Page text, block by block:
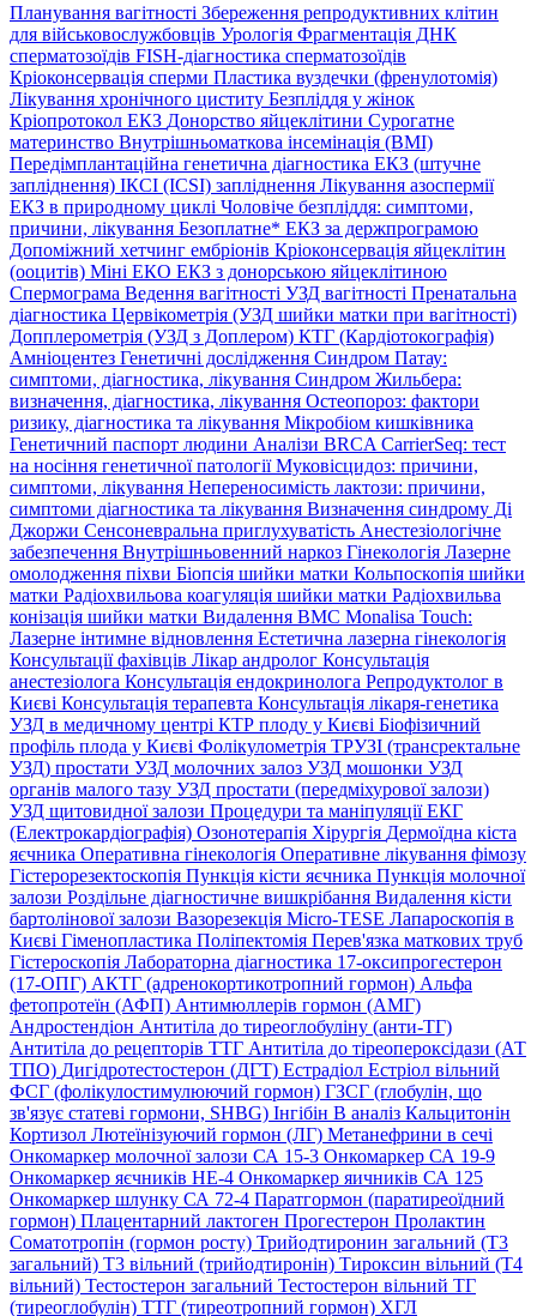
Планування вагітності Збереження репродуктивних клітин
для військовослужбовців Урологія Фрагментація ДНК
сперматозоїдів FISH-діагностика сперматозоїдів
Кріоконсервація сперми Пластика вуздечки (френулотомія)
Лікування хронічного циститу Безпліддя у жінок
Кріопротокол ЕКЗ Донорство яйцеклітини Сурогатне
материнство Внутрішньоматкова інсемінація (ВМІ)
Передімплантаційна генетична діагностика ЕКЗ (штучне
запліднення) ІКСІ (ICSI) запліднення Лікування азоспермії
ЕКЗ в природному циклі Чоловіче безпліддя: симптоми,
причини, лікування Безоплатне* ЕКЗ за держпрограмою
Допоміжний хетчинг ембріонів Кріоконсервація яйцеклітин
(ооцитів) Міні ЕКО ЕКЗ з донорською яйцеклітиною
Спермограма Ведення вагітності УЗД вагітності Пренатальна
діагностика Цервікометрія (УЗД шийки матки при вагітності)
Допплерометрія (УЗД з Доплером) КТГ (Кардіотокографія)
Амніоцентез Генетичні дослідження Синдром Патау:
симптоми, дiагностика, лiкування Синдром Жильбера:
визначення, діагностика, лікування Остеопороз: фактори
ризику, діагностика та лікування Мікробіом кишківника
Генетичний паспорт людини Аналізи BRCA CarrierSeq: тест
на носіння генетичної патологіїМуковісцидоз: причини,
симптоми, лікування Непереносимість лактози: причини,
симптоми діагностика та лікування Визначення синдрому Ді
Джоржи Сенсоневральна приглухуватість Анестезіологічне
забезпечення Внутрішньовенний наркоз Гінекологія Лазерне
омолодження піхви Біопсія шийки матки Кольпоскопія шийки
матки Радіохвильова коагуляція шийки матки Радіохвильва
конізація шийки матки Видалення ВМС Monalisa Touch:
Лазерне інтимне відновлення Естетична лазерна гінекологія
Консультації фахівців Лікар андролог Консультація
анестезіолога Консультація ендокринолога Репродуктолог в
Києві Консультація терапевта Консультація лікаря-генетика
УЗД в медичному центрі КТР плоду у Києві Біофізичний
профіль плода у Києві Фолікулометрія ТРУЗІ (трансректальне
УЗД) простати УЗД молочних залоз УЗД мошонки УЗД
органів малого тазу УЗД простати (передміхурової залози)
УЗД щитовидної залози Процедури та маніпуляціїЕКГ
(Електрокардіографія) Озонотерапія Хірургія Дермоїдна кіста
яєчника Оперативна гінекологія Оперативне лікування фімозу
Гістерорезектоскопія Пункція кісти яєчника Пункція молочної
залози Роздільне діагностичне вишкрібання Видалення кісти
бартолінової залози Вазорезекція Micro-TESE Лапароскопія в
Києві Гіменопластика Поліпектомія Перев'язка маткових труб
Гістероскопія Лабораторна діагностика 17-оксипрогестерон
(17-ОПГ) АКТГ (адренокортикотропний гормон) Альфа
фетопротеїн (АФП) Антимюллерів гормон (АМГ)
Андростендіон Антитіла до тиреоглобуліну (анти-ТГ)
Антитіла до рецепторів ТТГ Антитіла до тіреопероксідази (АТ
ТПО) Дигідротестостерон (ДГТ) Естрадіол Естріол вільний
ФСГ (фолікулостимулюючий гормон) ГЗСГ (глобулін, що
зв'язує статеві гормони, SHBG) Інгібін B аналіз Кальцитонін
Кортизол Лютеїнізуючий гормон (ЛГ) Метанефрини в сечі
Онкомаркер молочної залози СА 15-3 Онкомаркер СА 19-9
Онкомаркер яєчників НЕ-4 Онкомаркер яичників СА 125
Онкомаркер шлунку СА 72-4 Паратгормон (паратиреоїдний
гормон) Плацентарний лактоген Прогестерон Пролактин
Соматотропін (гормон росту) Трийодтиронин загальний (Т3
загальний) Т3 вільний (трийодтиронін) Тироксин вільний (Т4
вільний) Тестостерон загальний Тестостерон вільний ТГ
(тиреоглобулін) ТТГ (тиреотропний гормон) ХГЛ